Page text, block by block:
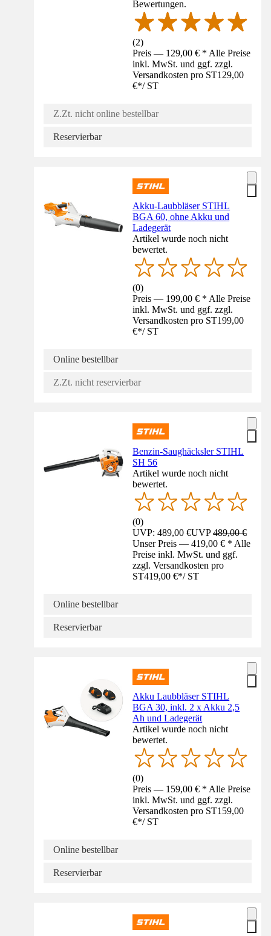
Bewertungen.
(2)
Preis — 129,00 € * Alle Preise
inkl. MwSt. und ggf. zzgl.
Versandkosten pro ST129,00
€*/ ST
Z.Zt. nicht online bestellbar
Reservierbar
Akku-Laubbläser STIHL
BGA 60, ohne Akku und
Ladegerät
Artikel wurde noch nicht
bewertet.
(0)
Preis — 199,00 € * Alle Preise
inkl. MwSt. und ggf. zzgl.
Versandkosten pro ST199,00
€*/ ST
Online bestellbar
Z.Zt. nicht reservierbar
Benzin-Saughäcksler STIHL
SH 56
Artikel wurde noch nicht
bewertet.
(0)
UVP: 489,00 €UVP489,00 €
Unser Preis — 419,00 € * Alle
Preise inkl. MwSt. und ggf.
zzgl. Versandkosten pro
ST419,00 €*/ ST
Online bestellbar
Reservierbar
Akku Laubbläser STIHL
BGA 30, inkl. 2 x Akku 2,5
Ah und Ladegerät
Artikel wurde noch nicht
bewertet.
(0)
Preis — 159,00 € * Alle Preise
inkl. MwSt. und ggf. zzgl.
Versandkosten pro ST159,00
€*/ ST
Online bestellbar
Reservierbar